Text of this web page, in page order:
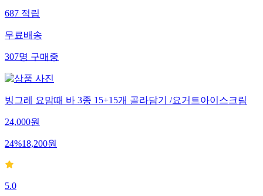
687적립
무료배송
307명구매중
빙그레 요맘때 바 3종 15+15개 골라담기 /요거트아이스크림
24,000원
24%18,200원
5.0